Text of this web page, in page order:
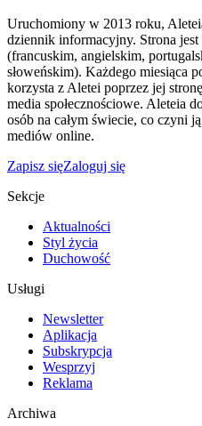
Uruchomiony w 2013 roku,
dziennik informacyjny. Strona jest
(francuskim, angielskim,
słoweńskim). Każdego miesiąca
korzysta z Aletei poprzez jej
media społecznościowe. Aleteia
osób na całym świecie, co czyni
mediów online.
Zapisz sięZaloguj się
Sekcje
Aktualności
Styl życia
Duchowość
Usługi
Newsletter
Aplikacja
Subskrypcja
Wesprzyj
Reklama
Archiwa